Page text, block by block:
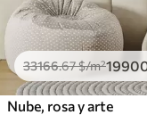
33166.67$/m²
Nube, rosa y arte